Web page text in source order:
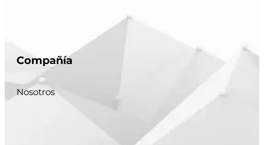
Compañía
Nosotros